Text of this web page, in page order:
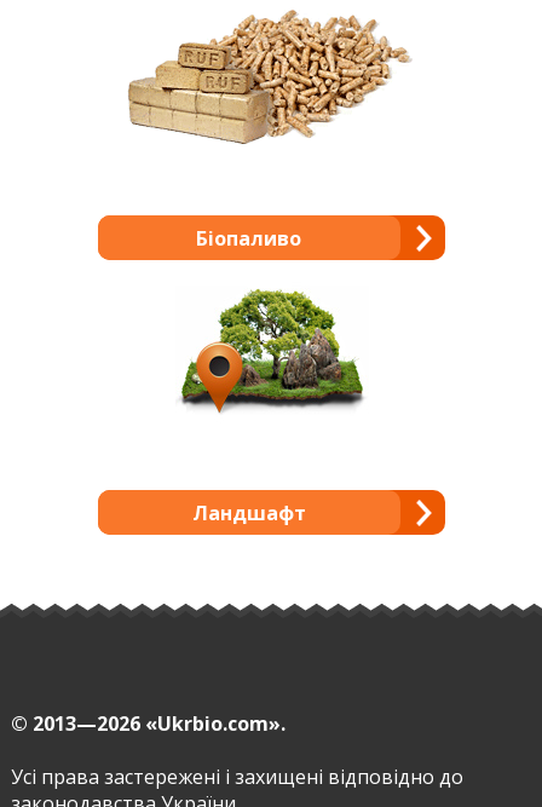
Біопаливо
Ландшафт
© 2013—2026 «Ukrbio.com».
Усі права застережені і захищені відповідно до